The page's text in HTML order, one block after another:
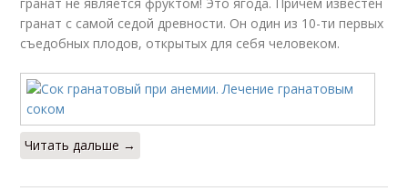
гранат с самой седой древности. Он один из 10-ти первых
съедобных плодов, открытых для себя человеком.
Читать дальше →